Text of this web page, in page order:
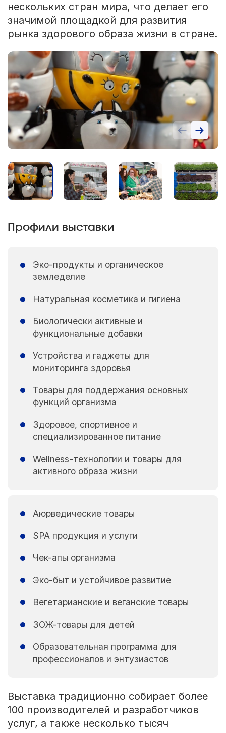
нескольких стран мира, что делает его
значимой площадкой для развития
рынка здорового образа жизни в стране.
Профили выставки
Эко-продукты и органическое
земледелие
Натуральная косметика и гигиена
Биологически активные и
функциональные добавки
Устройства и гаджеты для
мониторинга здоровья
Товары для поддержания основных
функций организма
Здоровое, спортивное и
специализированное питание
Wellness-технологии и товары для
активного образа жизни
Аюрведические товары
SPA продукция и услуги
Чек-апы организма
Эко-быт и устойчивое развитие
Вегетарианские и веганские товары
ЗОЖ-товары для детей
Образовательная программа для
профессионалов и энтузиастов
Выставка традиционно собирает более
100 производителей и разработчиков
услуг, а также несколько тысяч